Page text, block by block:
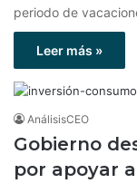
periodo de
Leer más »
AnálisisCEO
Gobierno
por apoyar a